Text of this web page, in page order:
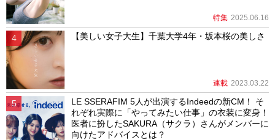
特集 2025.06.16
【美しい女子大生】千葉大学4年・坂本桜の美しさ
連載 2023.03.22
LE SSERAFIM 5人が出演するIndeedの新CM！ そ
れぞれ実際に「やってみたい仕事」の衣装に変身！
医者に扮したSAKURA（サクラ）さんがメンバーに
向けたアドバイスとは？